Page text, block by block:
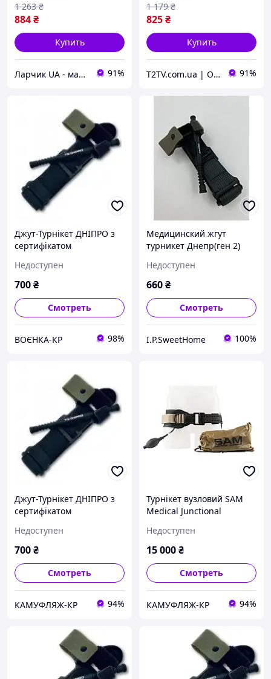
884₴
1 263 ₴
Купить
Ларчик UA - магазин трендовых товаров 91%
825₴
1 179 ₴
Купить
T2TV.com.ua | Онлайн Гипермаркет 91%
Джут-Турнікет ДНІПРО з
сертифікатом
Недоступен
700₴
Смотреть
ВОЄНКА-КР 98%
Медицинский жгут
турникет Днепр(ген 2)
Недоступен
660₴
Смотреть
I.P.SweetHome 100%
Джут-Турнікет ДНІПРО з
сертифікатом
Недоступен
700₴
Смотреть
КАМУФЛЯЖ-КР 94%
Турнікет вузловий SAM
Medical Junctional
Недоступен
15 000₴
Смотреть
КАМУФЛЯЖ-КР 94%